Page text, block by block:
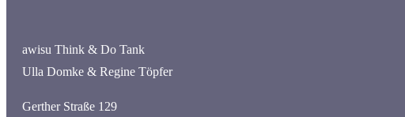
awisu Think & Do Tank
Ulla Domke & Regine Töpfer
Gerther Straße 129